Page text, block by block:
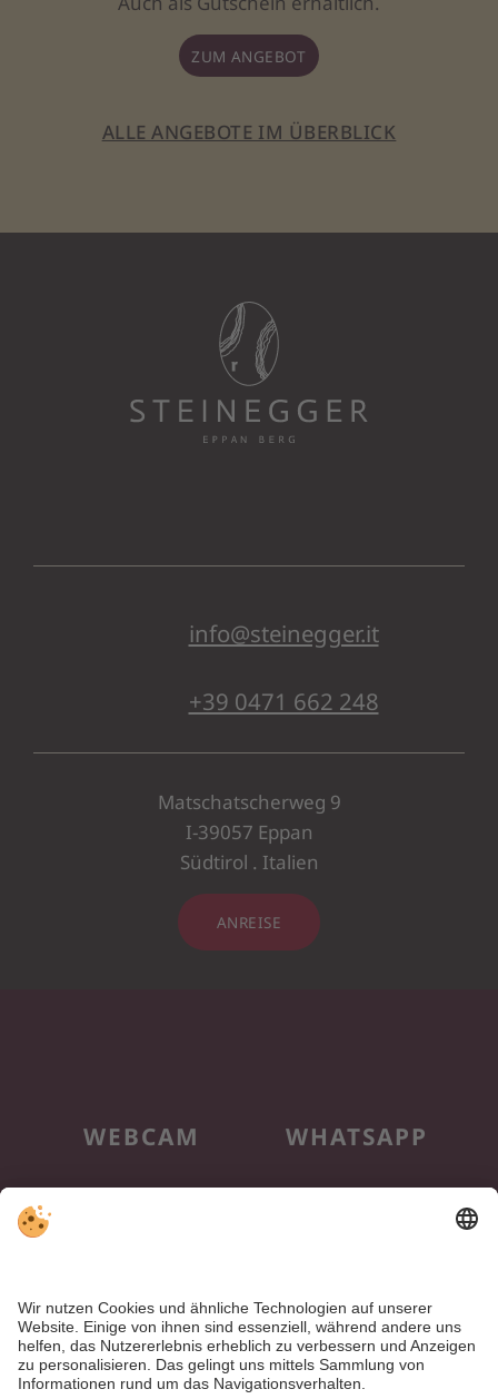
ZUM ANGEBOT
ALLE ANGEBOTE IM ÜBERBLICK
info@steinegger.it
+39 0471 662 248
Matschatscherweg 9
I-39057 Eppan
Südtirol . Italien
ANREISE
WEBCAM WHATSAPP